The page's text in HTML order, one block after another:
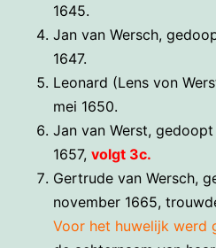
1645.
Jan van Wersch,
1647.
Leonard (Lens von
mei 1650.
Jan van Werst,
1657, volgt 3c.
Gertrude van Wersch,
november 1665,
Voor het huwelijk werd